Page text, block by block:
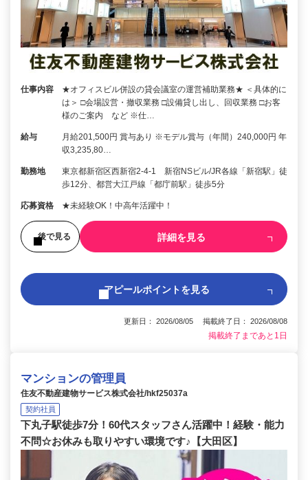
仕事内容
★オフィスビル併設の貸会議室の運営補助業務★ ＜具体的に
は＞ □会場設営・撤収業務 □設備貸し出し、回収業務 □お客
様のご案内 など ※仕…
給与
月給201,500円 賞与あり ※モデル賞与（年間）240,000円 年
収3,235,80…
勤務地
東京都新宿区西新宿2-4-1 新宿NSビル/JR各線「新宿駅」徒
歩12分、都営大江戸線「都庁前駅」徒歩5分
応募資格 ★未経験OK！中高年活躍中！
後で見る 詳細を見る
アピールポイントを見る
更新日： 2026/08/05 掲載終了日： 2026/08/08
掲載終了まであと1日
マンションの管理員
住友不動産建物サービス株式会社/hkf25037a
契約社員
下丸子駅徒歩7分！60代スタッフさん活躍中！経験・能力
不問☆お休みも取りやすい環境です♪【大田区】